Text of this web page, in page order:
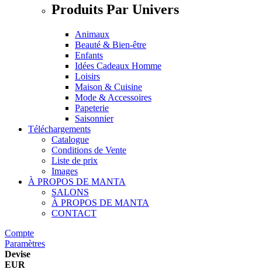
Produits Par Univers
Animaux
Beauté & Bien-être
Enfants
Idées Cadeaux Homme
Loisirs
Maison & Cuisine
Mode & Accessoires
Papeterie
Saisonnier
Téléchargements
Catalogue
Conditions de Vente
Liste de prix
Images
À PROPOS DE MANTA
SALONS
À PROPOS DE MANTA
CONTACT
Compte
Paramètres
Devise
EUR